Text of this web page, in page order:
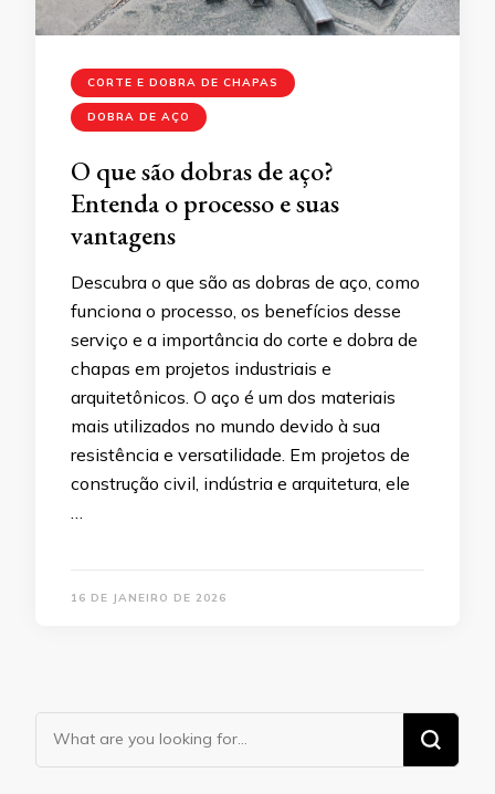
CORTE E DOBRA DE CHAPAS
DOBRA DE AÇO
O que são dobras de aço?
Entenda o processo e suas
vantagens
Descubra o que são as dobras de aço, como
funciona o processo, os benefícios desse
serviço e a importância do corte e dobra de
chapas em projetos industriais e
arquitetônicos. O aço é um dos materiais
mais utilizados no mundo devido à sua
resistência e versatilidade. Em projetos de
construção civil, indústria e arquitetura, ele
…
16 DE JANEIRO DE 2026
Looking
for